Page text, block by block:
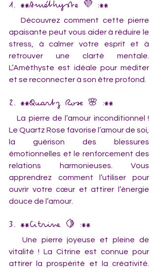
1. **Améthyste 💜 :**
apaisante peut vous aider à réduire le
stress, à calmer votre esprit et à
retrouver une clarté mentale.
L’Améthyste est idéale pour méditer
et se reconnecter à son être profond.
2. **Quartz Rose 🌸 :**
   La pierre de l’amour inconditionnel !
Le Quartz Rose favorise l’amour de soi,
la guérison des blessures
émotionnelles et le renforcement des
relations harmonieuses. Vous
apprendrez comment l’utiliser pour
ouvrir votre cœur et attirer l’énergie
douce de l’amour.
3. **Citrine 🍋 :**
vitalité ! La Citrine est connue pour
attirer la prospérité et la créativité.